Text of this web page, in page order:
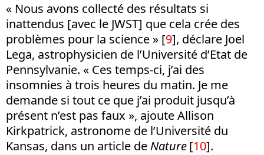
« Nous avons collecté des résultats si
inattendus [avec le JWST] que cela crée des
problèmes pour la science » [9], déclare Joel
Lega, astrophysicien de l’Université d’Etat de
Pennsylvanie. « Ces temps-ci, j’ai des
insomnies à trois heures du matin. Je me
demande si tout ce que j’ai produit jusqu’à
présent n’est pas faux », ajoute Allison
Kirkpatrick, astronome de l’Université du
Kansas, dans un article deNature[10].